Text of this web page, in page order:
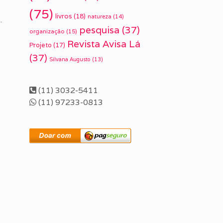
(75) livros (18) natureza (14)
organização (15) pesquisa (37)
Projeto (17) Revista Avisa Lá
(37) Silvana Augusto (13)
(11) 3032-5411
(11) 97233-0813